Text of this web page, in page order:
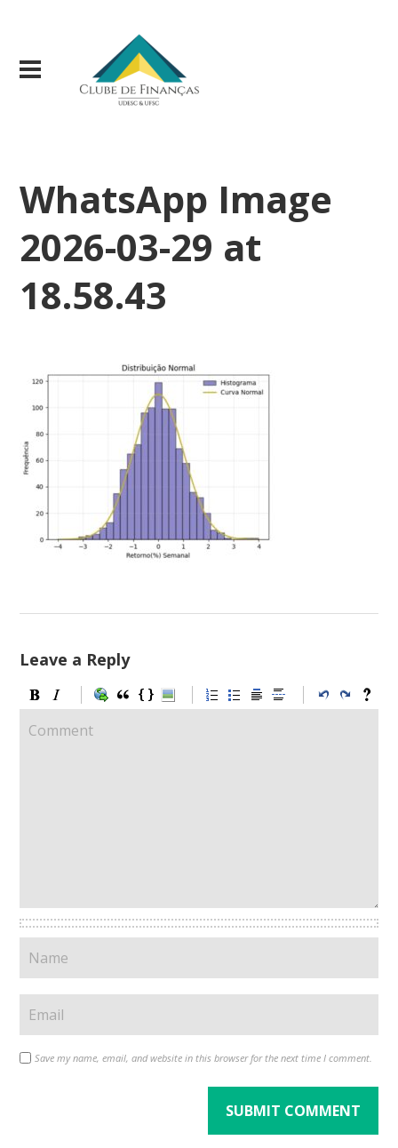
WhatsApp Image
2026-03-29 at
18.58.43
Leave a Reply
Save my name, email, and website in this browser for the next time I comment.